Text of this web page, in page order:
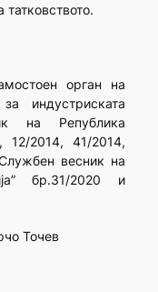
орган на
индустриската
на Република
12/2014, 41/2014,
весник на
бр.31/2020 и
Точев